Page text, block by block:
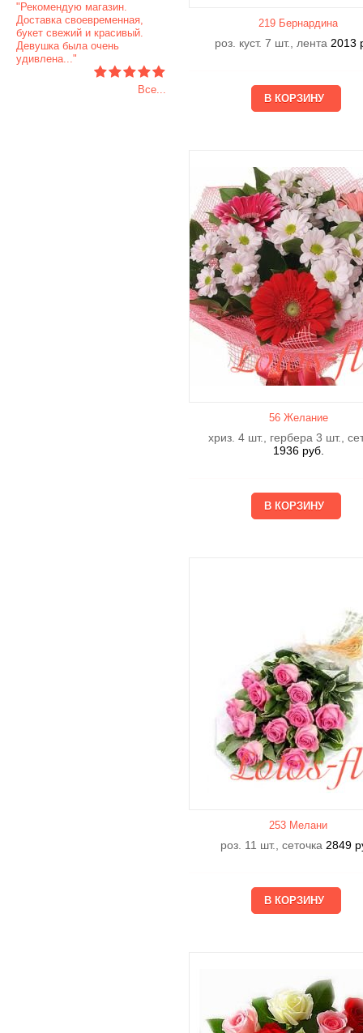
"Рекомендую магазин.
Доставка своевременная,
букет свежий и красивый.
Девушка была очень
удивлена..."
Все...
219 Бернардина
роз. куст. 7 шт., лента 2013
56 Желание
хриз. 4 шт., гербера 3 шт.,
1936 руб.
253 Мелани
роз. 11 шт., сеточка 2849